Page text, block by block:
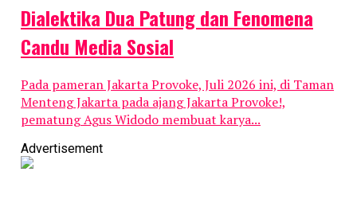
Dialektika Dua Patung dan Fenomena
Candu Media Sosial
Pada pameran Jakarta Provoke, Juli 2026 ini, di Taman
Menteng Jakarta pada ajang Jakarta Provoke!,
pematung Agus Widodo membuat karya...
Advertisement